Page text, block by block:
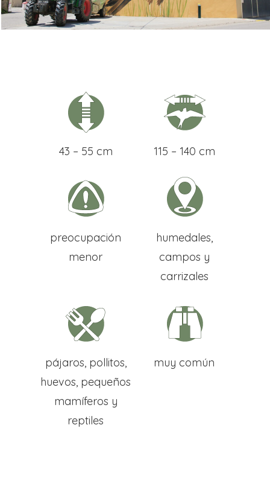
43 – 55 cm 115 – 140 cm
preocupación
menor
humedales,
campos y
carrizales
pájaros, pollitos,
huevos, pequeños
mamíferos y
reptiles
muy común
Mapa
Murales